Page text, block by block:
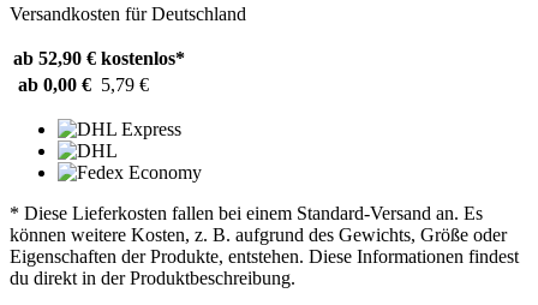
Versandkosten für Deutschland
ab 52,90 € kostenlos*
ab 0,00 € 5,79 €
* Diese Lieferkosten fallen bei einem Standard-Versand an. Es
können weitere Kosten, z. B. aufgrund des Gewichts, Größe oder
Eigenschaften der Produkte, entstehen. Diese Informationen findest
du direkt in der Produktbeschreibung.